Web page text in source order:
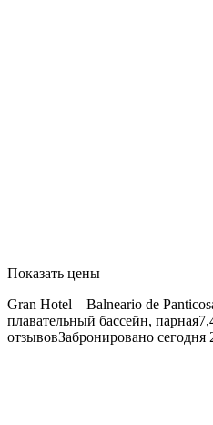
Показать цены
Gran Hotel – Balneario de
плавательный бассейн,
отзывовЗабронировано сегодня